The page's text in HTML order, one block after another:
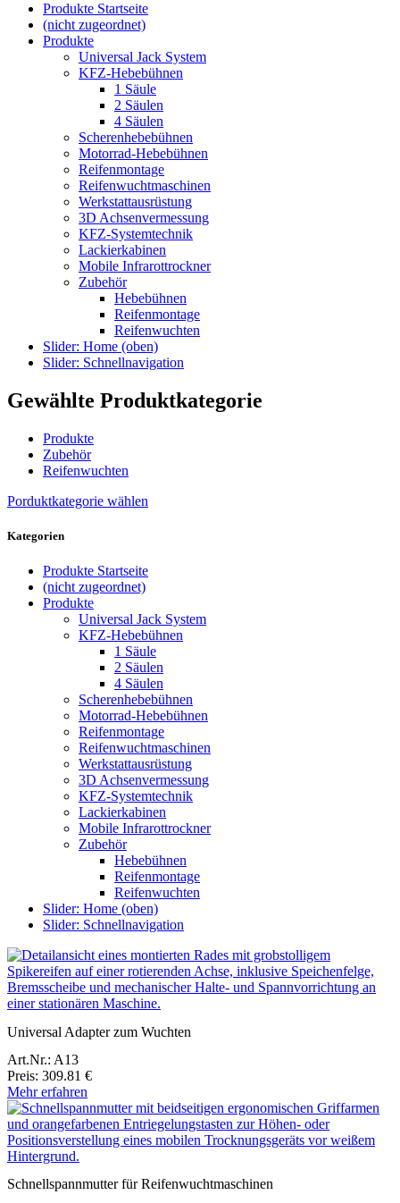
Produkte Startseite
(nicht zugeordnet)
Produkte
Universal Jack System
KFZ-Hebebühnen
1 Säule
2 Säulen
4 Säulen
Scherenhebebühnen
Motorrad-Hebebühnen
Reifenmontage
Reifenwuchtmaschinen
Werkstattausrüstung
3D Achsenvermessung
KFZ-Systemtechnik
Lackierkabinen
Mobile Infrarottrockner
Zubehör
Hebebühnen
Reifenmontage
Reifenwuchten
Slider: Home (oben)
Slider: Schnellnavigation
Gewählte Produktkategorie
Produkte
Zubehör
Reifenwuchten
Porduktkategorie wählen
Kategorien
Produkte Startseite
(nicht zugeordnet)
Produkte
Universal Jack System
KFZ-Hebebühnen
1 Säule
2 Säulen
4 Säulen
Scherenhebebühnen
Motorrad-Hebebühnen
Reifenmontage
Reifenwuchtmaschinen
Werkstattausrüstung
3D Achsenvermessung
KFZ-Systemtechnik
Lackierkabinen
Mobile Infrarottrockner
Zubehör
Hebebühnen
Reifenmontage
Reifenwuchten
Slider: Home (oben)
Slider: Schnellnavigation
Universal Adapter zum Wuchten
Art.Nr.: A13
Preis: 309.81 €
Mehr erfahren
Schnellspannmutter für Reifenwuchtmaschinen